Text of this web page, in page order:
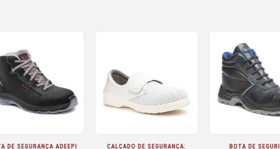
BOTA DE SEGURIDAD
SAPATO DE SEGURANÇA
CALÇADO DE